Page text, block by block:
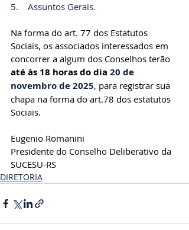
5.    Assuntos Gerais.
Na forma do art. 77 dos Estatutos
Sociais, os associados interessados em
concorrer a algum dos Conselhos terão
até às 18 horas do dia 20 de
novembro de 2025, para registrar sua
chapa na forma do art.78 dos estatutos
Sociais.
Eugenio Romanini
Presidente do Conselho Deliberativo da
SUCESU-RS
DIRETORIA